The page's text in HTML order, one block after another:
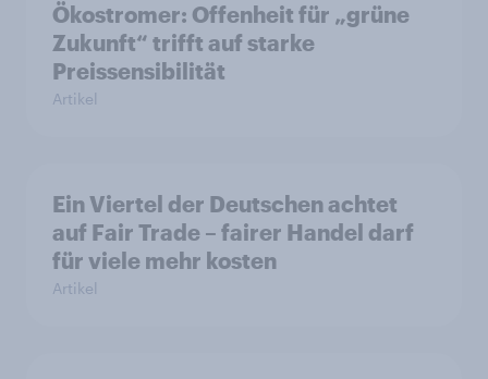
Ökostromer: Offenheit für „grüne
Zukunft“ trifft auf starke
Preissensibilität
Artikel
Ein Viertel der Deutschen achtet
auf Fair Trade – fairer Handel darf
für viele mehr kosten
Artikel